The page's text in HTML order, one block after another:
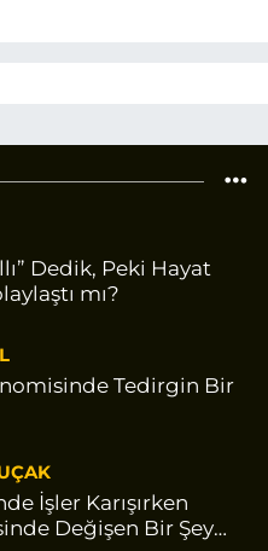
Dedik, Peki Hayat
mı?
Tedirgin Bir
İşler Karışırken
Değişen Bir Şey